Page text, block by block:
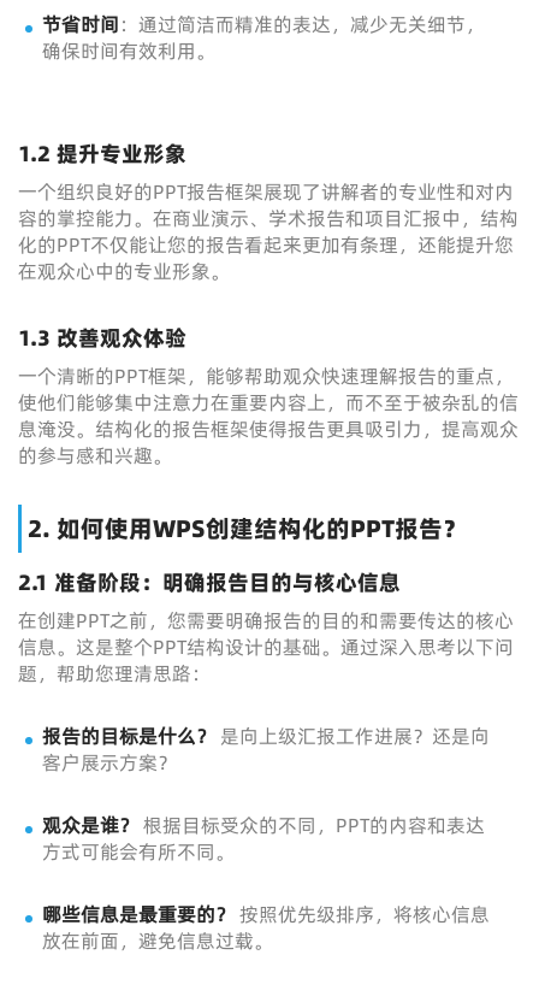
节省时间：通过简洁而精准的表达，减少无关细节，
确保时间有效利用。
1.2 提升专业形象
一个组织良好的PPT报告框架展现了讲解者的专业性和对内
容的掌控能力。在商业演示、学术报告和项目汇报中，结构
化的PPT不仅能让您的报告看起来更加有条理，还能提升您
在观众心中的专业形象。
1.3 改善观众体验
一个清晰的PPT框架，能够帮助观众快速理解报告的重点，
使他们能够集中注意力在重要内容上，而不至于被杂乱的信
息淹没。结构化的报告框架使得报告更具吸引力，提高观众
的参与感和兴趣。
2. 如何使用WPS创建结构化的PPT报告？
2.1 准备阶段：明确报告目的与核心信息
在创建PPT之前，您需要明确报告的目的和需要传达的核心
信息。这是整个PPT结构设计的基础。通过深入思考以下问
题，帮助您理清思路：
报告的目标是什么？ 是向上级汇报工作进展？还是向
客户展示方案？
观众是谁？ 根据目标受众的不同，PPT的内容和表达
方式可能会有所不同。
哪些信息是最重要的？ 按照优先级排序，将核心信息
放在前面，避免信息过载。